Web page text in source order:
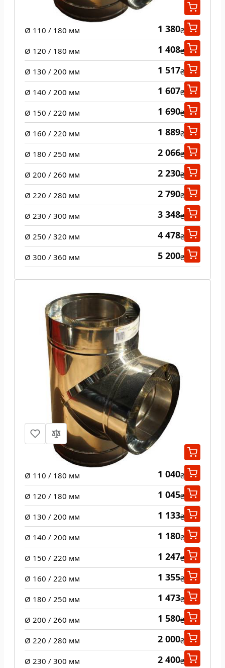
Ø 100 / 160 мм
Ø 110 / 180 мм 1 380₴
Ø 120 / 180 мм 1 408₴
Ø 130 / 200 мм 1 517₴
Ø 140 / 200 мм 1 607₴
Ø 150 / 220 мм 1 690₴
Ø 160 / 220 мм 1 889₴
Ø 180 / 250 мм 2 066₴
Ø 200 / 260 мм 2 230₴
Ø 220 / 280 мм 2 790₴
Ø 230 / 300 мм 3 348₴
Ø 250 / 320 мм 4 478₴
Ø 300 / 360 мм 5 200₴
Тройник 87 град н/н 0,5 мм
Ø 100 / 160 мм
Ø 110 / 180 мм 1 040₴
Ø 120 / 180 мм 1 045₴
Ø 130 / 200 мм 1 133₴
Ø 140 / 200 мм 1 180₴
Ø 150 / 220 мм 1 247₴
Ø 160 / 220 мм 1 355₴
Ø 180 / 250 мм 1 473₴
Ø 200 / 260 мм 1 580₴
Ø 220 / 280 мм 2 000₴
Ø 230 / 300 мм 2 400₴